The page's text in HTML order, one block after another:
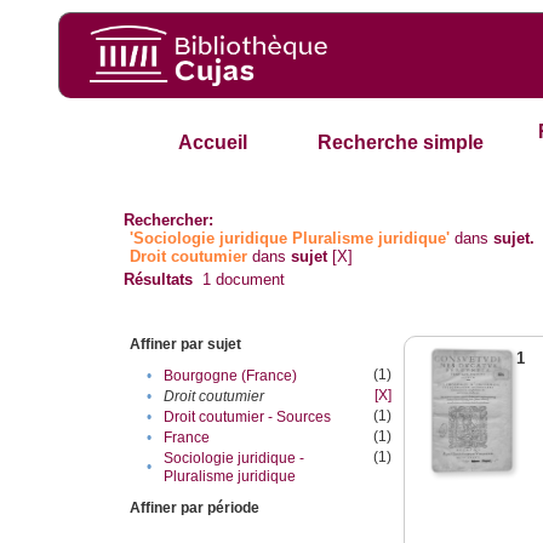
Accueil Recherche simple
Rechercher:
'Sociologie juridique Pluralisme juridique' danssujet.
Droit coutumier danssujet [X]
Résultats 1 document
Affiner par sujet
•
Bourgogne (France)
(1)
•
Droit coutumier
[X]
•
Droit coutumier - Sources
(1)
•
France
(1)
•
Sociologie juridique -
Pluralisme juridique
(1)
Affiner par période
1